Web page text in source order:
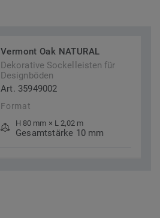
Vermont Oak NATURAL
Dekorative Sockelleisten für
Designböden
Art. 35949002
Format
H 80 mm × L 2,02 m
Gesamtstärke 10 mm